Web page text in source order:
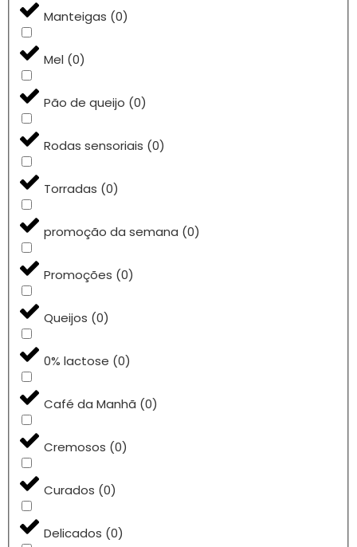
Manteigas (0)
Mel (0)
Pão de queijo (0)
Rodas sensoriais (0)
Torradas (0)
promoção da semana (0)
Promoções (0)
Queijos (0)
0% lactose (0)
Café da Manhã (0)
Cremosos (0)
Curados (0)
Delicados (0)